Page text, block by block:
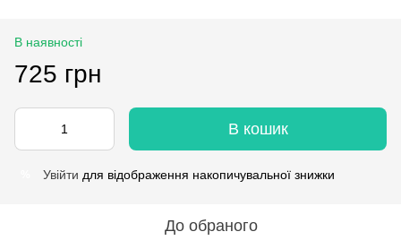
В наявності
725 грн
В кошик
Увійти для відображення накопичувальної знижки
До обраного